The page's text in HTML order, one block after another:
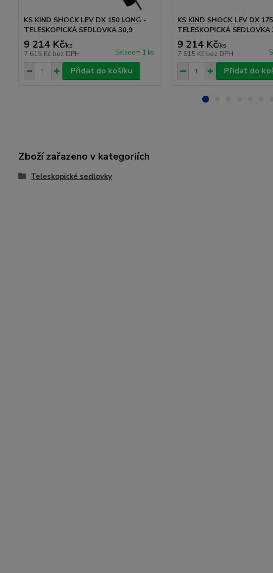
KS KIND SHOCK LEV DX 150 LONG -
TELESKOPICKÁ SEDLOVKA 30,9
9 214 Kč/ks
7 615 Kč bez DPH Skladem 1 ks
Přidat do košíku
KS KIND SHOCK LEV DX
TELESKOPICKÁ SEDLOVKA
9 214 Kč/ks
7 615 Kč bez DPH
Přidat do
Zboží zařazeno v kategoriích
Teleskopické sedlovky